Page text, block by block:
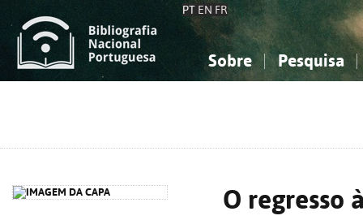
PT EN FR
Sobre Pesquisa
O regresso